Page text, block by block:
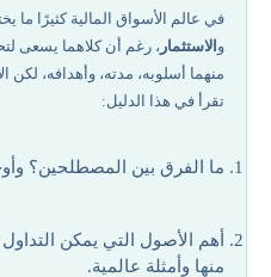
أوجه الاتفاق والاختلاف بين التداول
أفضل المنصات للتداول وأفضل
في عالم الأسواق المالية كثيرًا ما
و الاستثمار ، رغم أن كلاهما يسعى
منهما أسلوبه، مدته، وأهدافه، لكن
تقرأ في هذا الدليل:
ما الفرق بين المصطلحين؟
أهم الأصول التي يمكن
منها وأمثلة عالمية.